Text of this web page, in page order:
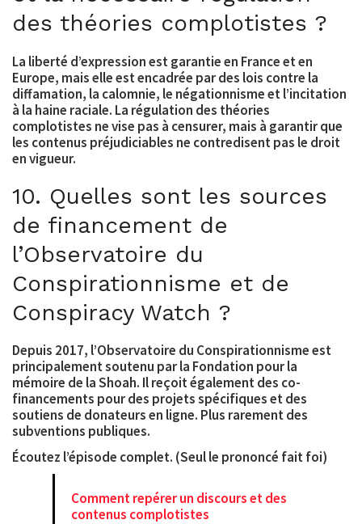
des théories complotistes ?
La liberté d’expression est garantie en France et en
Europe, mais elle est encadrée par des lois contre la
diffamation, la calomnie, le négationnisme et l’incitation
à la haine raciale. La régulation des théories
complotistes ne vise pas à censurer, mais à garantir que
les contenus préjudiciables ne contredisent pas le droit
en vigueur.
10. Quelles sont les sources
de financement de
l’Observatoire du
Conspirationnisme et de
Conspiracy Watch ?
Depuis 2017, l’Observatoire du Conspirationnisme est
principalement soutenu par la Fondation pour la
mémoire de la Shoah. Il reçoit également des co-
financements pour des projets spécifiques et des
soutiens de donateurs en ligne. Plus rarement des
subventions publiques.
Écoutez l’épisode complet. (Seul le prononcé fait foi)
Comment repérer un discours et des
contenus complotistes